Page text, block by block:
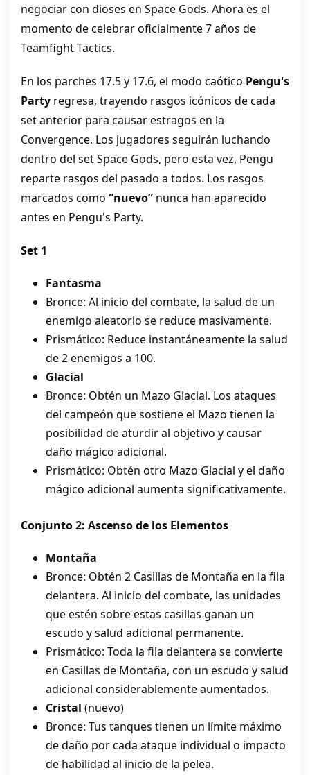
negociar con dioses en Space Gods. Ahora es el
momento de celebrar oficialmente 7 años de
Teamfight Tactics.
En los parches 17.5 y 17.6, el modo caótico Pengu's
Party regresa, trayendo rasgos icónicos de cada
set anterior para causar estragos en la
Convergence. Los jugadores seguirán luchando
dentro del set Space Gods, pero esta vez, Pengu
reparte rasgos del pasado a todos. Los rasgos
marcados como “nuevo” nunca han aparecido
antes en Pengu's Party.
Set 1
Fantasma
Bronce: Al inicio del combate, la salud de un
enemigo aleatorio se reduce masivamente.
Prismático: Reduce instantáneamente la salud
de 2 enemigos a 100.
Glacial
Bronce: Obtén un Mazo Glacial. Los ataques
del campeón que sostiene el Mazo tienen la
posibilidad de aturdir al objetivo y causar
daño mágico adicional.
Prismático: Obtén otro Mazo Glacial y el daño
mágico adicional aumenta significativamente.
Conjunto 2: Ascenso de los Elementos
Montaña
Bronce: Obtén 2 Casillas de Montaña en la fila
delantera. Al inicio del combate, las unidades
que estén sobre estas casillas ganan un
escudo y salud adicional permanente.
Prismático: Toda la fila delantera se convierte
en Casillas de Montaña, con un escudo y salud
adicional considerablemente aumentados.
Cristal (nuevo)
Bronce: Tus tanques tienen un límite máximo
de daño por cada ataque individual o impacto
de habilidad al inicio de la pelea.